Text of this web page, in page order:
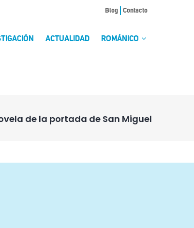
Blog Contacto
ACTUALIDAD ROMÁNICO
de la portada de San Miguel